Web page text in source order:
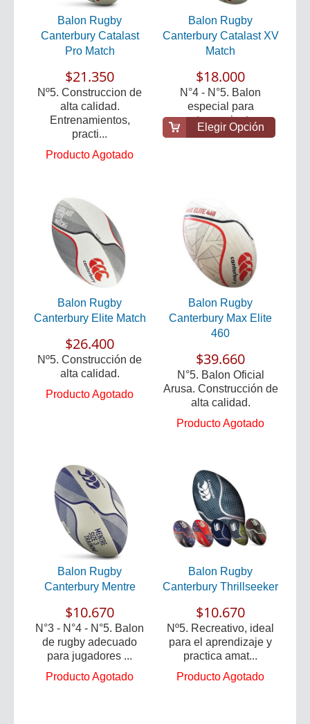
Balon Rugby
Canterbury Catalast
Pro Match
$21.350
Nº5. Construccion de
alta calidad.
Entrenamientos,
practi...
Producto Agotado
Balon Rugby
Canterbury Catalast XV
Match
$18.000
N°4 - N°5. Balon
especial para
entrenamiento.
Elegir Opción
Balon Rugby
Canterbury Elite Match
$26.400
Nº5. Construcción de
alta calidad.
Producto Agotado
Balon Rugby
Canterbury Max Elite
460
$39.660
N°5. Balon Oficial
Arusa. Construcción de
alta calidad.
Producto Agotado
Balon Rugby
Canterbury Mentre
$10.670
N°3 - N°4 - N°5. Balon
de rugby adecuado
para jugadores ...
Producto Agotado
Balon Rugby
Canterbury Thrillseeker
$10.670
Nº5. Recreativo, ideal
para el aprendizaje y
practica amat...
Producto Agotado